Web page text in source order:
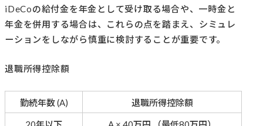
iDeCoの給付金を年金として受け取る場合や、一時金と
年金を併用する場合は、これらの点を踏まえ、シミュレ
ーションをしながら慎重に検討することが重要です。
退職所得控除額
勤続年数 (A) 退職所得控除額